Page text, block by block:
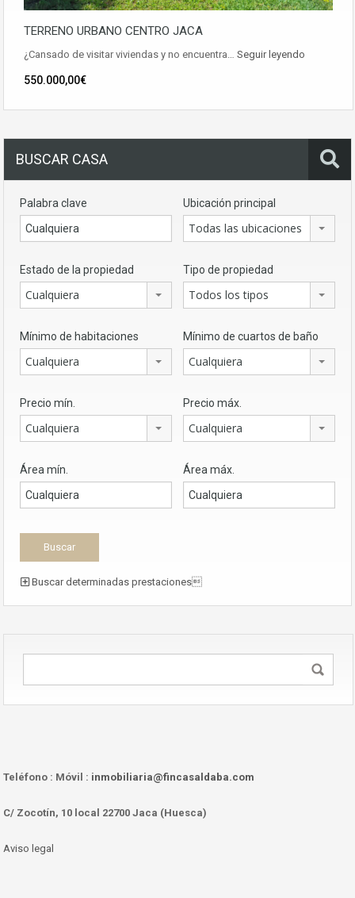
TERRENO URBANO CENTRO JACA
¿Cansado de visitar viviendas y no encuentra… Seguir leyendo
550.000,00€
BUSCAR CASA
Palabra clave Ubicación principal
Todas las ubicaciones
Estado de la propiedad
Cualquiera
Tipo de propiedad
Todos los tipos
Mínimo de habitaciones
Cualquiera
Mínimo de cuartos de baño
Cualquiera
Precio mín.
Cualquiera
Precio máx.
Cualquiera
Área mín. Área máx.
Buscar determinadas prestaciones
Teléfono : Móvil : inmobiliaria@fincasaldaba.com
C/ Zocotín, 10 local 22700 Jaca (Huesca)
Aviso legal